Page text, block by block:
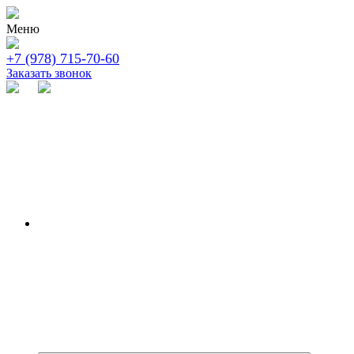
Меню
+7 (978) 715-70-60
Заказать звонок